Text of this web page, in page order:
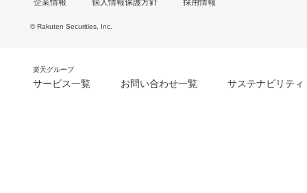
企業情報 個人情報保護方針 採用情報
© Rakuten Securities, Inc.
楽天グループ
サービス一覧 お問い合わせ一覧 サステナビリティ